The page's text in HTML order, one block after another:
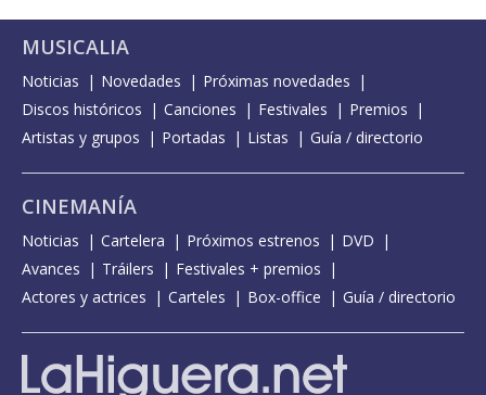
MUSICALIA
Noticias Novedades
Próximas novedades
Discos históricos
Canciones Festivales
Premios
Artistas y grupos
Portadas Listas Guía / directorio
CINEMANÍA
Noticias Cartelera Próximos estrenos
DVD
Avances
Tráilers
Festivales + premios
Actores y actrices
Carteles Box-office Guía / directorio